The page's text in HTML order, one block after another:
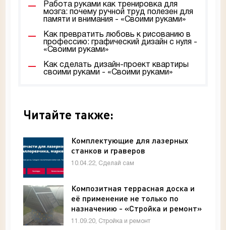
Работа руками как тренировка для
мозга: почему ручной труд полезен для
памяти и внимания - «Своими руками»
Как превратить любовь к рисованию в
профессию: графический дизайн с нуля -
«Своими руками»
Как сделать дизайн-проект квартиры
своими руками - «Своими руками»
Читайте также:
Комплектующие для лазерных
станков и граверов
10.04.22, Сделай сам
Композитная террасная доска и
её применение не только по
назначению - «Стройка и ремонт»
11.09.20, Стройка и ремонт